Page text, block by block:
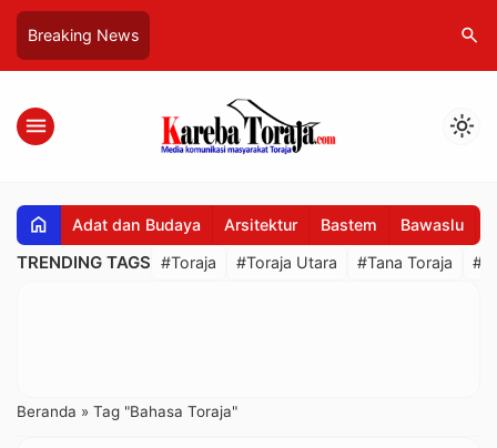
Breaking News search
menu light_mode
home Adat dan Budaya Arsitektur Bastem Bawaslu
TRENDING TAGS #Toraja #Toraja Utara #Tana Toraja
Beranda » Tag "Bahasa Toraja"